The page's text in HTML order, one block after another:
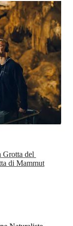
Grotta del
di Mammut